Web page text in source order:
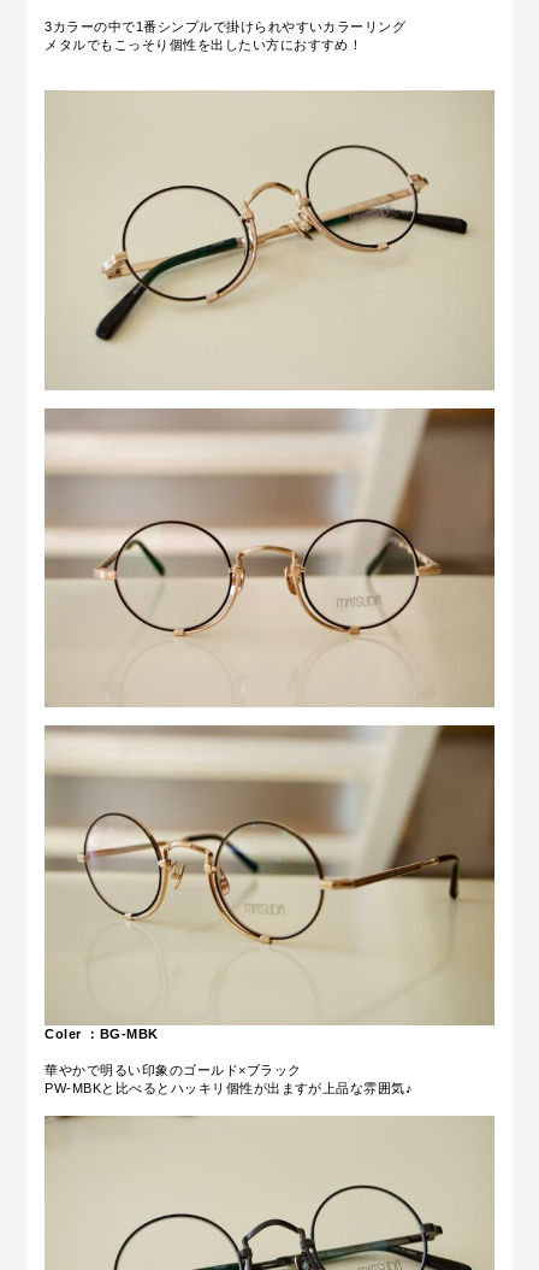
3カラーの中で1番シンプルで掛けられやすいカラーリング
メタルでもこっそり個性を出したい方におすすめ！
Coler ：BG-MBK
華やかで明るい印象のゴールド×ブラック
PW-MBKと比べるとハッキリ個性が出ますが上品な雰囲気♪